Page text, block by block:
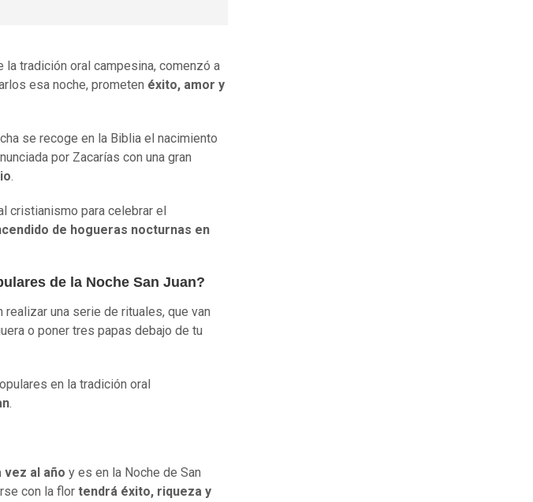
tradición oral campesina, comenzó a
esa noche, prometen éxito, amor y
se recoge en la Biblia el nacimiento
por Zacarías con una gran
.
cristianismo para celebrar el
de hogueras nocturnas en
de la Noche San Juan?
realizar una serie de rituales, que van
o poner tres papas debajo de tu
en la tradición oral
.
al año y es en la Noche de San
con la flor tendrá éxito, riqueza y